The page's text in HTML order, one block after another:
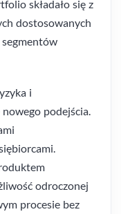
składało się z
dostosowanych
i
podejścia.
odroczonej
procesie bez